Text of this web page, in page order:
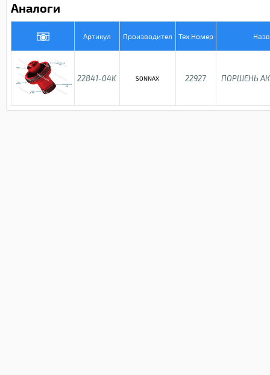
Аналоги
Артикул Производител Тех.Номер
22841-04K SONNAX 22927 ПОРШЕНЬ